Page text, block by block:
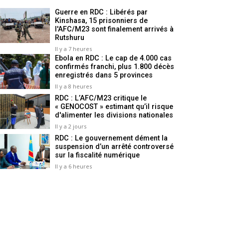
Guerre en RDC : Libérés par
Kinshasa, 15 prisonniers de
l'AFC/M23 sont finalement arrivés à
Rutshuru
Il y a 7 heures
Ebola en RDC : Le cap de 4.000 cas
confirmés franchi, plus 1.800 décès
enregistrés dans 5 provinces
Il y a 8 heures
RDC : L’AFC/M23 critique le
« GENOCOST » estimant qu’il risque
d'alimenter les divisions nationales
Il y a 2 jours
RDC : Le gouvernement dément la
suspension d’un arrêté controversé
sur la fiscalité numérique
Il y a 6 heures